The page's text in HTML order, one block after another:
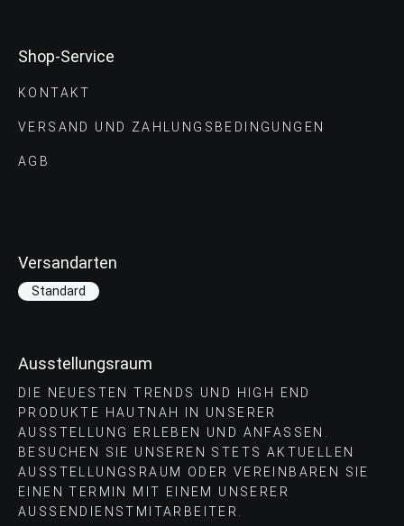
Shop-Service
KONTAKT
VERSAND UND ZAHLUNGS­BEDINGUNGEN
AGB
Versandarten
Standard
Ausstellungsraum
DIE NEUESTEN TRENDS UND HIGH END
PRODUKTE HAUTNAH IN UNSERER
AUSSTELLUNG ERLEBEN UND ANFASSEN.
BESUCHEN SIE UNSEREN STETS AKTUELLEN
AUSSTELLUNGSRAUM ODER VEREINBAREN SIE
EINEN TERMIN MIT EINEM UNSERER
AUSSENDIENSTMITARBEITER.